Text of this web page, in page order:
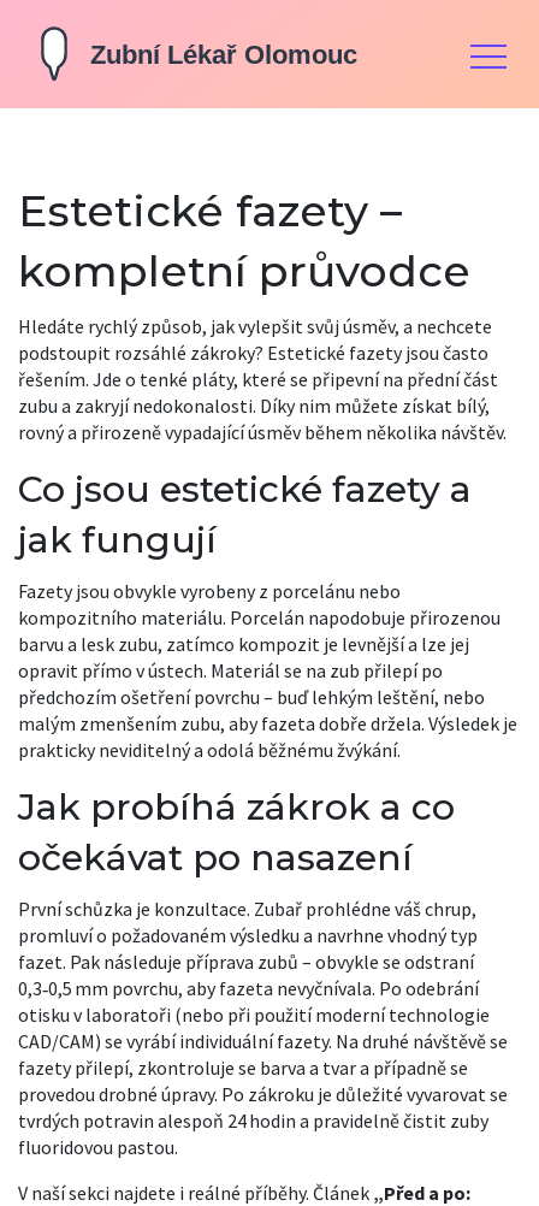
Estetické fazety –
kompletní průvodce
Hledáte rychlý způsob, jak vylepšit svůj úsměv, a nechcete
podstoupit rozsáhlé zákroky? Estetické fazety jsou často
řešením. Jde o tenké pláty, které se připevní na přední část
zubu a zakryjí nedokonalosti. Díky nim můžete získat bílý,
rovný a přirozeně vypadající úsměv během několika návštěv.
Co jsou estetické fazety a
jak fungují
Fazety jsou obvykle vyrobeny z porcelánu nebo
kompozitního materiálu. Porcelán napodobuje přirozenou
barvu a lesk zubu, zatímco kompozit je levnější a lze jej
opravit přímo v ústech. Materiál se na zub přilepí po
předchozím ošetření povrchu – buď lehkým leštění, nebo
malým zmenšením zubu, aby fazeta dobře držela. Výsledek je
prakticky neviditelný a odolá běžnému žvýkání.
Jak probíhá zákrok a co
očekávat po nasazení
První schůzka je konzultace. Zubař prohlédne váš chrup,
promluví o požadovaném výsledku a navrhne vhodný typ
fazet. Pak následuje příprava zubů – obvykle se odstraní
0,3‑0,5 mm povrchu, aby fazeta nevyčnívala. Po odebrání
otisku v laboratoři (nebo při použití moderní technologie
CAD/CAM) se vyrábí individuální fazety. Na druhé návštěvě se
fazety přilepí, zkontroluje se barva a tvar a případně se
provedou drobné úpravy. Po zákroku je důležité vyvarovat se
tvrdých potravin alespoň 24 hodin a pravidelně čistit zuby
fluoridovou pastou.
V naší sekci najdete i reálné příběhy. Článek „Před a po: